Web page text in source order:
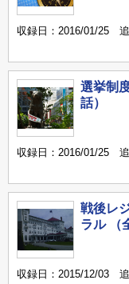
収録日：2016/01/25
選挙制
話）
収録日：2016/01/25
戦後レ
ラル （
収録日：2015/12/03